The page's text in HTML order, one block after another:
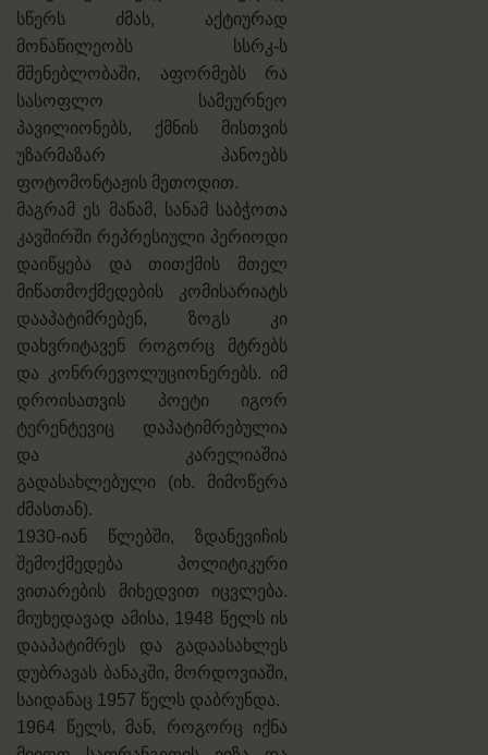
სწერს ძმას, აქტიურად
მონაწილეობს სსრკ-ს
მშენებლობაში, აფორმებს რა
სასოფლო სამეურნეო
პავილიონებს, ქმნის მისთვის
უზარმაზარ პანოებს
ფოტომონტაჟის მეთოდით.
მაგრამ ეს მანამ, სანამ საბჭოთა
კავშირში რეპრესიული პერიოდი
დაიწყება და თითქმის მთელ
მიწათმოქმედების კომისარიატს
დააპატიმრებენ, ზოგს კი
დახვრიტავენ როგორც მტრებს
და კონრრევოლუციონერებს. იმ
დროისათვის პოეტი იგორ
ტერენტევიც დაპატიმრებულია
და კარელიაშია
გადასახლებული (იხ. მიმოწერა
ძმასთან).
1930-იან წლებში, ზდანევიჩის
შემოქმედება პოლიტიკური
ვითარების მიხედვით იცვლება.
მიუხედავად ამისა, 1948 წელს ის
დააპატიმრეს და გადაასახლეს
დუბრავას ბანაკში, მორდოვიაში,
საიდანაც 1957 წელს დაბრუნდა.
1964 წელს, მან, როგორც იქნა